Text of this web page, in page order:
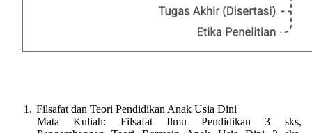
1. Filsafat dan Teori Pendidikan Anak Usia Dini
Mata Kuliah: Filsafat Ilmu Pendidikan 3 sks,